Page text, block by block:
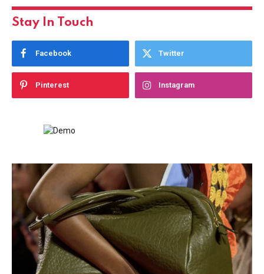
Stay In Touch
Facebook Twitter
Pinterest Instagram